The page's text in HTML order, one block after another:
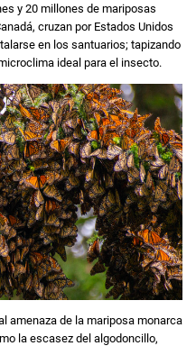
y 20 millones de mariposas
cruzan por Estados Unidos
en los santuarios; tapizando
ideal para el insecto.
amenaza de la mariposa monarca
la escasez del algodoncillo,